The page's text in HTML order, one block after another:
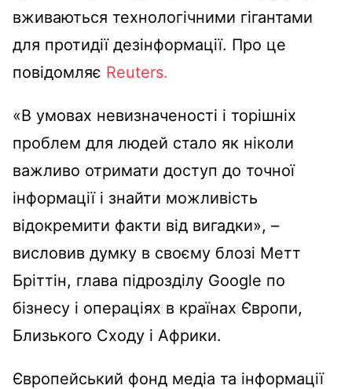
вживаються технологічними гігантами
для протидії дезінформації. Про це
повідомляє Reuters.
«В умовах невизначеності і торішніх
проблем для людей стало як ніколи
важливо отримати доступ до точної
інформації і знайти можливість
відокремити факти від вигадки», –
висловив думку в своєму блозі Метт
Бріттін, глава підрозділу Google по
бізнесу і операціях в країнах Європи,
Близького Сходу і Африки.
Європейський фонд медіа та інформації